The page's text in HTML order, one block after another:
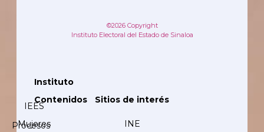
©2026 Copyright
Instituto Electoral del Estado de Sinaloa
Instituto
IEES
Procesos
Contenidos
Mujeres
Sitios de interés
INE